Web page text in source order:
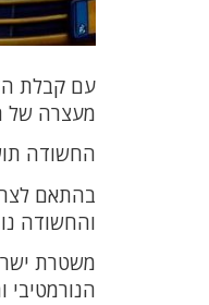
עם קבלת
מעצרה של
החשודה
בהתאם
והחשודה
משטרת
הנורמטיבי